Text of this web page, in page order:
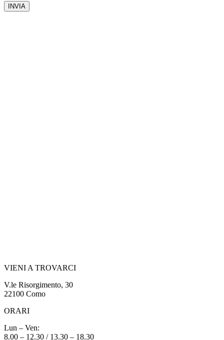
VIENI A TROVARCI
V.le Risorgimento, 30
22100 Como
ORARI
Lun – Ven:
8.00 – 12.30 / 13.30 – 18.30